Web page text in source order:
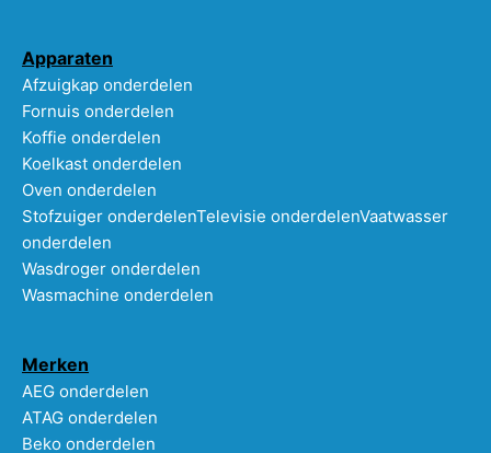
Apparaten
Afzuigkap onderdelen
Fornuis onderdelen
Koffie onderdelen
Koelkast onderdelen
Oven onderdelen
Stofzuiger onderdelenTelevisie onderdelenVaatwasser
onderdelen
Wasdroger onderdelen
Wasmachine onderdelen
Merken
AEG onderdelen
ATAG onderdelen
Beko onderdelen